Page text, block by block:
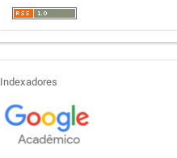
indexadores
Indexadores